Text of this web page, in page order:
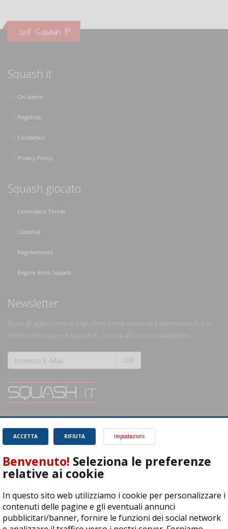
Just Squash It!
Squash.it
Chi siamo
Registrati
Contattaci
Privacy Policy
Squash giocato
Calendario Tornei
Classifica
Regolamento
Regole dello Squash
Newsletter
Ricevi gli aggiornamenti sugli ultimi eventi nazionali e internazionali, e le
offerte dello Store di Squash.it... Iscriviti alla nostra Newsletter!
OK!
magnifico sport.
Leggi
RIFIUTA
ACCETTA Impostazioni
Benvenuto! Seleziona le preferenze
relative ai cookie
In questo sito web utilizziamo i cookie per personalizzare i
contenuti delle pagine e gli eventuali annunci
pubblicitari/banner, fornire le funzioni dei social network
ASD Let's Sport - Via T. Olivelli 3, 25014 Castenedolo (BS) - P. Iva:
04278030988
© Copyright 2015 | All Rights Reserved - Powered byDynDevice